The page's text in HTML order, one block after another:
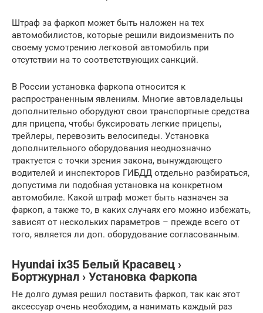
Штраф за фаркоп может быть наложен на тех
автомобилистов, которые решили видоизменить по
своему усмотрению легковой автомобиль при
отсутствии на то соответствующих санкций.
В России установка фаркопа относится к
распространенным явлениям. Многие автовладельцы
дополнительно оборудуют свои транспортные средства
для прицепа, чтобы буксировать легкие прицепы,
трейлеры, перевозить велосипеды. Установка
дополнительного оборудования неоднозначно
трактуется с точки зрения закона, вынуждающего
водителей и инспекторов ГИБДД отдельно разбираться,
допустима ли подобная установка на конкретном
автомобиле. Какой штраф может быть назначен за
фаркоп, а также то, в каких случаях его можно избежать,
зависят от нескольких параметров – прежде всего от
того, является ли доп. оборудование согласованным.
Hyundai ix35 Белый Красавец ›
Бортжурнал › Установка Фаркопа
Не долго думая решил поставить фаркоп, так как этот
аксессуар очень необходим, а нанимать каждый раз